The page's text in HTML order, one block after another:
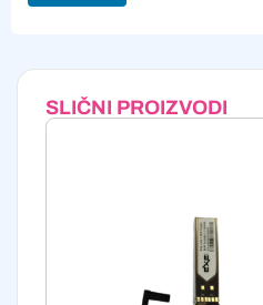
SLIČNI PROIZVODI